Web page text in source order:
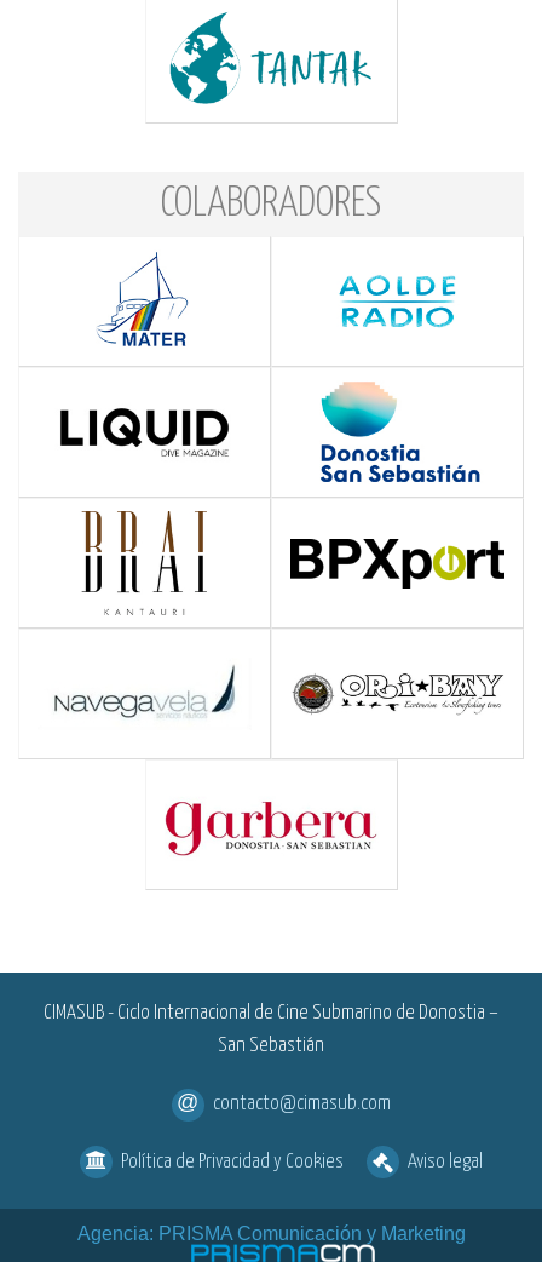
COLABORADORES
CIMASUB - Ciclo Internacional de Cine Submarino de Donostia –
San Sebastián
contacto@cimasub.com
Política de Privacidad y Cookies Aviso legal
Agencia: PRISMA Comunicación y Marketing